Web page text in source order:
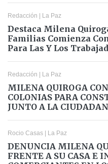
Redacción | La Paz
Destaca Milena
Familias Comienza
Para Las Y Los
Redacción | La Paz
MILENA QUIROGA
COLONIAS PARA
JUNTO A LA
Rocio Casas | La Paz
DENUNCIA MILENA
FRENTE A SU CASA E